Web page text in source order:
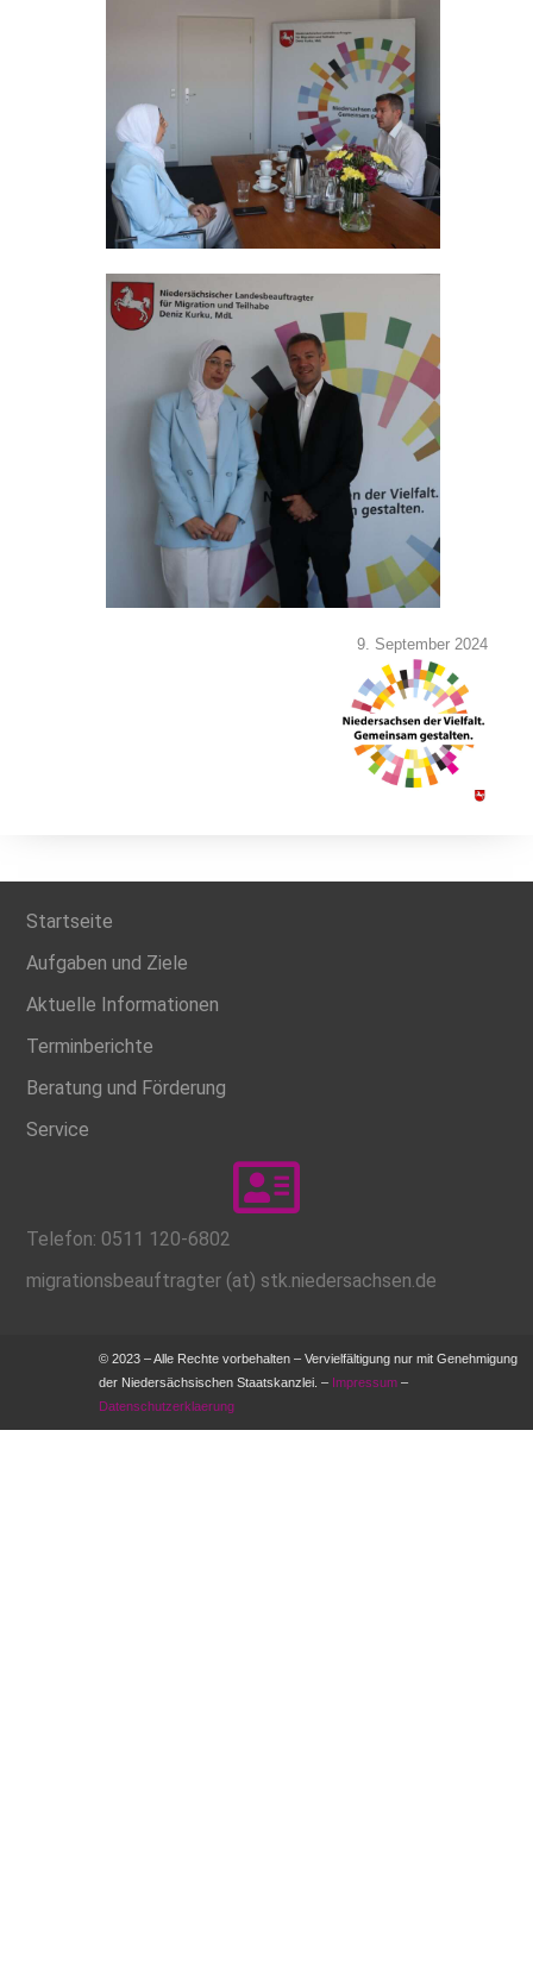
9. September 2024
Startseite
Aufgaben und Ziele
Aktuelle Informationen
Terminberichte
Beratung und Förderung
Service
Telefon: 0511 120-6802
migrationsbeauftragter (at) stk.niedersachsen.de
© 2023 – Alle Rechte vorbehalten – Vervielfältigung nur mit Genehmigung
der Niedersächsischen Staatskanzlei. – Impressum –
Datenschutzerklaerung